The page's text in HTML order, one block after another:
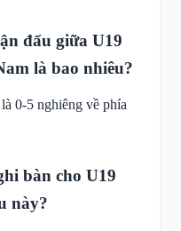
đấu giữa U19
là bao nhiêu?
0-5 nghiêng về phía
bàn cho U19
này?